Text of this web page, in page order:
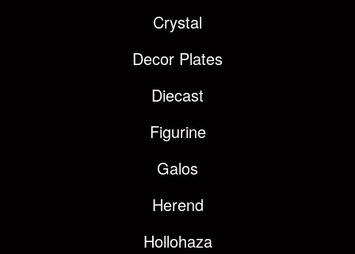
Crystal
Decor Plates
Diecast
Figurine
Galos
Herend
Hollohaza